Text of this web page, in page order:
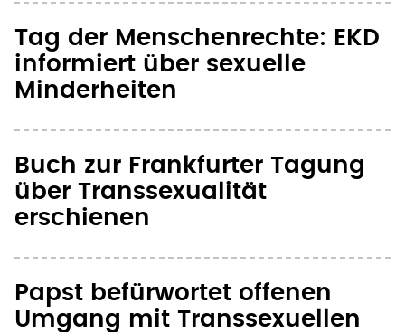
Tag der Menschenrechte: EKD
informiert über sexuelle
Minderheiten
Buch zur Frankfurter Tagung
über Transsexualität
erschienen
Papst befürwortet offenen
Umgang mit Transsexuellen